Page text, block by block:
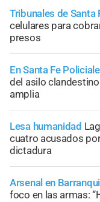
Tribunales de Santa
celulares para
presos
En Santa Fe
del asilo
amplia
Lesa humanidad
cuatro acusados
dictadura
Arsenal en
foco en las armas: